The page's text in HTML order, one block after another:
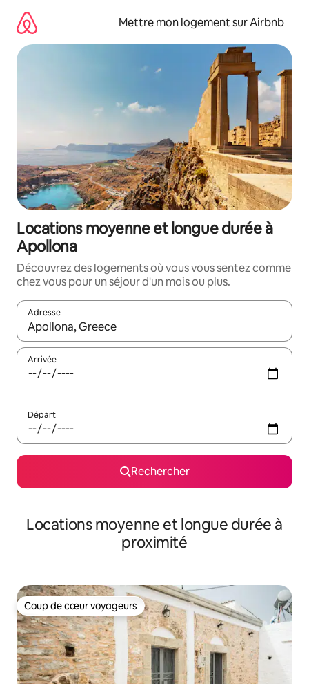
directement
contenu
Mettre mon logement sur Airbnb
Locations moyenne et longue durée à
Apollona
Découvrez des logements où vous vous sentez comme
chez vous pour un séjour d'un mois ou plus.
Adresse
Lorsque les résultats s'affichent, utilisez les flèches vers le
Arrivée
Départ
Rechercher
Locations moyenne et longue durée à
proximité
Coup de cœur voyageurs
Coup de cœur voyageurs